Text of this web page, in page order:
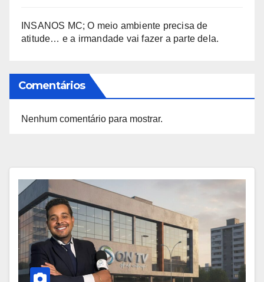
INSANOS MC; O meio ambiente precisa de
atitude… e a irmandade vai fazer a parte dela.
Comentários
Nenhum comentário para mostrar.